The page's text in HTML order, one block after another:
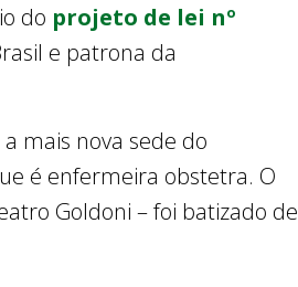
do projeto de lei nº
e patrona da
mais nova sede do
é enfermeira obstetra. O
Goldoni – foi batizado de